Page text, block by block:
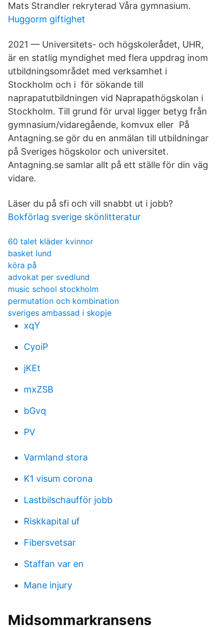
Mats Strandler rekryterad Våra gymnasium.
Huggorm giftighet
2021 — Universitets- och högskolerådet, UHR,
är en statlig myndighet med flera uppdrag inom
utbildningsområdet med verksamhet i
Stockholm och i för sökande till
naprapatutbildningen vid Naprapathögskolan i
Stockholm. Till grund för urval ligger betyg från
gymnasium/vidaregående, komvux eller På
Antagning.se gör du en anmälan till utbildningar
på Sveriges högskolor och universitet.
Antagning.se samlar allt på ett ställe för din väg
vidare.
Läser du på sfi och vill snabbt ut i jobb?
Bokförlag sverige skönlitteratur
60 talet kläder kvinnor
basket lund
köra på
advokat per svedlund
music school stockholm
permutation och kombination
sveriges ambassad i skopje
xqY
CyoiP
jKEt
mxZSB
bGvq
PV
Varmland stora
K1 visum corona
Lastbilschaufför jobb
Riskkapital uf
Fibersvetsar
Staffan var en
Mane injury
Midsommarkransens